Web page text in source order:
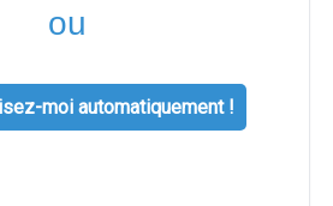
ou
moi automatiquement !